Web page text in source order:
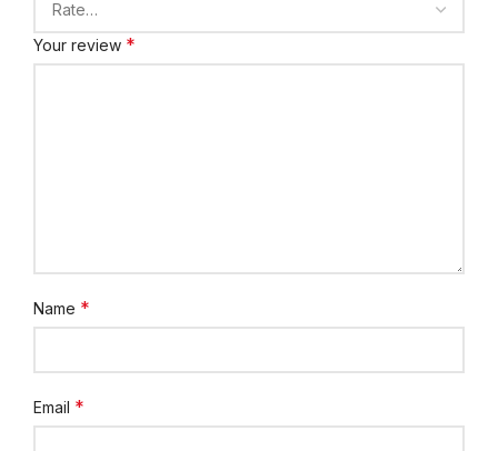
Your review *
Name *
Email *